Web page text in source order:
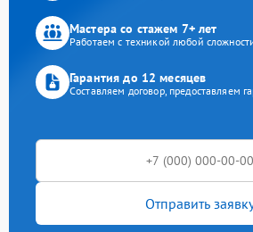
Мастера со стажем 7+ лет
Работаем с техникой любой
Гарантия до 12 месяцев
Составляем договор, предоставляем
Отправить